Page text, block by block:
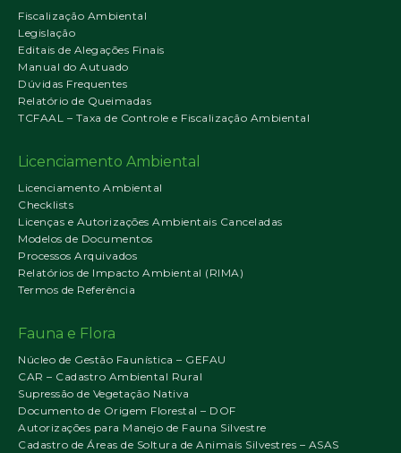
Fiscalização Ambiental
Legislação
Editais de Alegações Finais
Manual do Autuado
Dúvidas Frequentes
Relatório de Queimadas
TCFAAL – Taxa de Controle e Fiscalização Ambiental
Licenciamento Ambiental
Licenciamento Ambiental
Checklists
Licenças e Autorizações Ambientais Canceladas
Modelos de Documentos
Processos Arquivados
Relatórios de Impacto Ambiental (RIMA)
Termos de Referência
Fauna e Flora
Núcleo de Gestão Faunística – GEFAU
CAR – Cadastro Ambiental Rural
Supressão de Vegetação Nativa
Documento de Origem Florestal – DOF
Autorizações para Manejo de Fauna Silvestre
Cadastro de Áreas de Soltura de Animais Silvestres – ASAS